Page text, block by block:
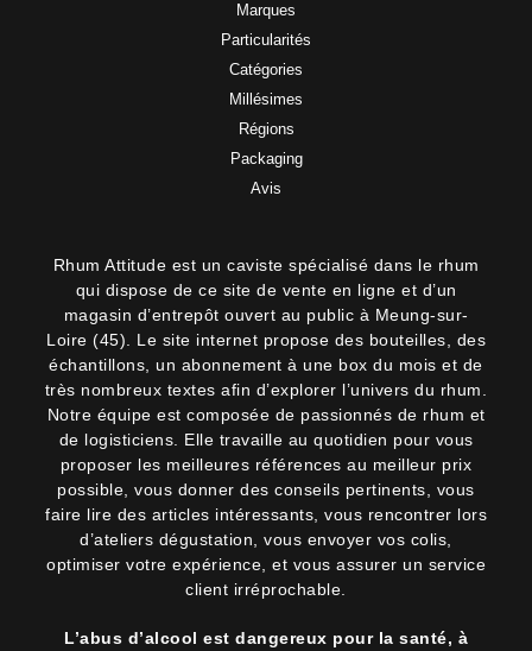
Marques
Particularités
Catégories
Millésimes
Régions
Packaging
Avis
Rhum Attitude est un caviste spécialisé dans le rhum
qui dispose de ce site de vente en ligne et d’un
magasin d’entrepôt ouvert au public à Meung-sur-
Loire (45). Le site internet propose des bouteilles, des
échantillons, un abonnement à une box du mois et de
très nombreux textes afin d’explorer l’univers du rhum.
Notre équipe est composée de passionnés de rhum et
de logisticiens. Elle travaille au quotidien pour vous
proposer les meilleures références au meilleur prix
possible, vous donner des conseils pertinents, vous
faire lire des articles intéressants, vous rencontrer lors
d’ateliers dégustation, vous envoyer vos colis,
optimiser votre expérience, et vous assurer un service
client irréprochable.
L’abus d’alcool est dangereux pour la santé, à